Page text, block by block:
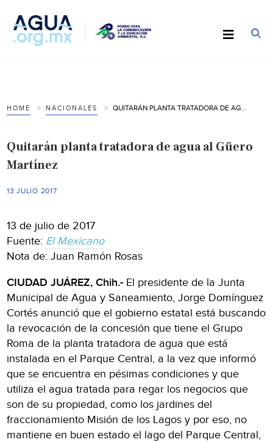
HOME NACIONALES
Quitarán planta tratadora de agua al Güero
Martínez
13 JULIO 2017
13 de julio de 2017
Fuente: El Mexicano
Nota de: Juan Ramón Rosas
CIUDAD JUÁREZ, Chih.- El presidente de la Junta
Municipal de Agua y Saneamiento, Jorge Domínguez
Cortés anunció que el gobierno estatal está buscando
la revocación de la concesión que tiene el Grupo
Roma de la planta tratadora de agua que está
instalada en el Parque Central, a la vez que informó
que se encuentra en pésimas condiciones y que
utiliza el agua tratada para regar los negocios que
son de su propiedad, como los jardines del
fraccionamiento Misión de los Lagos y por eso, no
mantiene en buen estado el lago del Parque Central,